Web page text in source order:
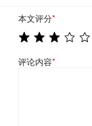
本文评分*
评论内容*